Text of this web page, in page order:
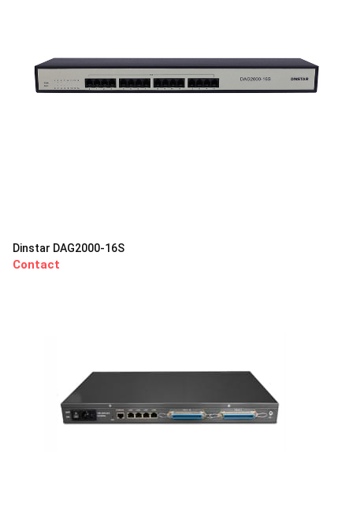
Dinstar DAG2000-16S
Contact